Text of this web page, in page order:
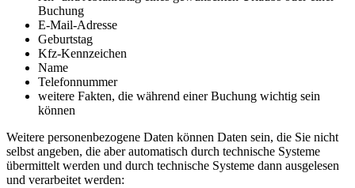
Buchung
E-Mail-Adresse
Geburtstag
Kfz-Kennzeichen
Name
Telefonnummer
weitere Fakten, die während einer Buchung wichtig sein
können
Weitere personenbezogene Daten können Daten sein, die Sie nicht
selbst angeben, die aber automatisch durch technische Systeme
übermittelt werden und durch technische Systeme dann ausgelesen
und verarbeitet werden: